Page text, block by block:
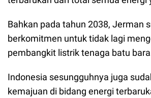
Bahkan pada tahun 2038, Jerman
berkomitmen untuk tidak lagi
pembangkit listrik tenaga batu
Indonesia sesungguhnya juga
kemajuan di bidang energi